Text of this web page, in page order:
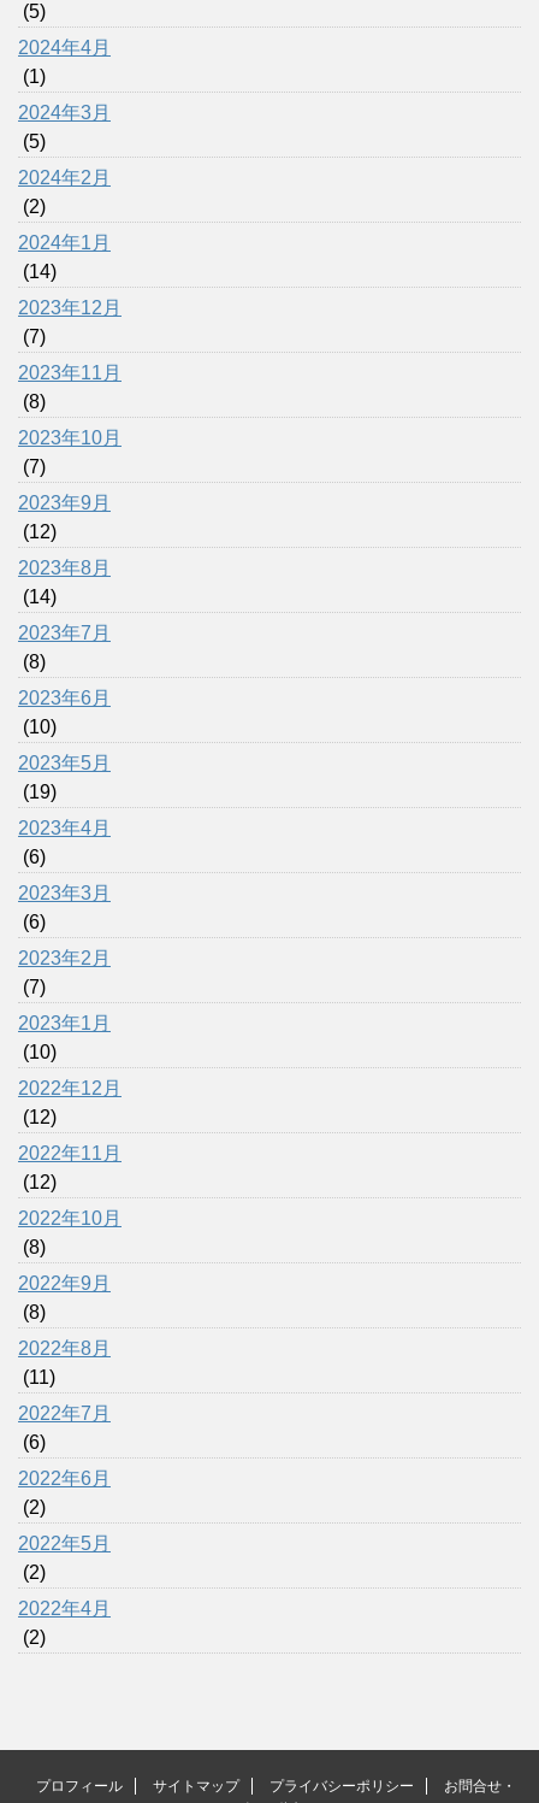
(5)
2024年4月
(1)
2024年3月
(5)
2024年2月
(2)
2024年1月
(14)
2023年12月
(7)
2023年11月
(8)
2023年10月
(7)
2023年9月
(12)
2023年8月
(14)
2023年7月
(8)
2023年6月
(10)
2023年5月
(19)
2023年4月
(6)
2023年3月
(6)
2023年2月
(7)
2023年1月
(10)
2022年12月
(12)
2022年11月
(12)
2022年10月
(8)
2022年9月
(8)
2022年8月
(11)
2022年7月
(6)
2022年6月
(2)
2022年5月
(2)
2022年4月
(2)
プロフィール サイトマップ プライバシーポリシー
お問合せ・